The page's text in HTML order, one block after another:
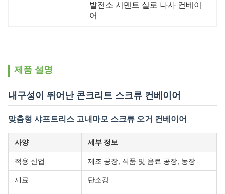
발전소 시멘트 실로 나사 컨베이
어
제품 설명
내구성이 뛰어난 콘크리트 스크류 컨베이어
맞춤형 샤프트리스 고내마모 스크류 오거 컨베이어
사양 세부 정보
적용 산업 제조 공장, 식품 및 음료 공장, 농장
재료 탄소강